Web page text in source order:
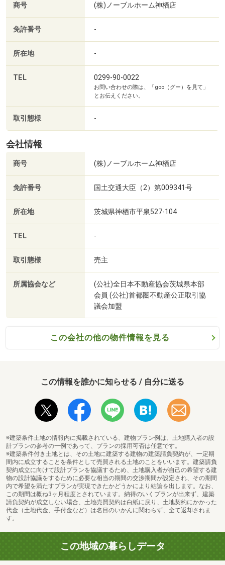
・ページ内の赤い「見学予約する」ボタンから、簡単にご
予約いただけます。
・【お問い合わせ先】または画面右下の「電話ボタン」か
らも、お気軽にご連絡ください。
・ご不明な点や「こんなこと聞いてもいいのかな」という
ことがありましたら、どうぞ遠慮なくお問い合わせくださ
土地探しから住宅プランのご提案、資金計画のご相談はも
の定期点検やリフォームまで、各分野のスタッフが一貫し
てサポートいたします。
「まだ情報を集め始めたばかり」という方も、どうぞ気兼
ねなくご相談ください。
す。
商号 (株)ノーブルホーム神栖店
免許番号 -
所在地 -
TEL 0299-90-0022
お問い合わせの際は、「goo（グー）を見て」
とお伝えください。
取引態様 -
会社情報
商号 (株)ノーブルホーム神栖店
免許番号 国土交通大臣（2）第009341号
所在地 茨城県神栖市平泉527-104
TEL -
取引態様 売主
所属協会など
(公社)全日本不動産協会茨城県本部
会員 (公社)首都圏不動産公正取引協
議会加盟
この会社の他の物件情報を見る
この情報を誰かに知らせる / 自分に送る
※建築条件土地の情報内に掲載されている、建物プラン例は、土地購入者の設
計プランの参考の一例であって、プランの採用可否は任意です。
※建築条件付き土地とは、その土地に建築する建物の建築請負契約が、一定期
間内に成立することを条件として売買される土地のことをいいます。建築請負
契約成立に向けて設計プランを協議するため、土地購入者が自己の希望する建
物の設計協議をするために必要な相当の期間の交渉期間が設定され、その期間
内で希望を満たすプランが実現できたかどうかにより結論を出します。なお、
この期間は概ね3ヶ月程度とされています。納得のいくプランが出来ず、建築
請負契約が成立しない場合、土地売買契約は白紙に戻り、土地契約にかかった
代金（土地代金、手付金など）は名目のいかんに関わらず、全て返却されま
す。
この地域の暮らしデータ